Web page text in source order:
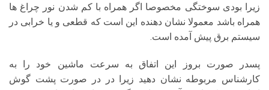
زیرا بودی سوختگی مخصوصا اگر همراه با کم شدن نور چراغ ها
همراه باشد معمولا نشان دهنده این است که قطعی و یا خرابی در
سیستم برق پیش آمده است.
پسدر صورت بروز این اتفاق به سرعت ماشین خود را به
کارشناس مربوطه نشان دهید زیرا در در صورت پشت گوش